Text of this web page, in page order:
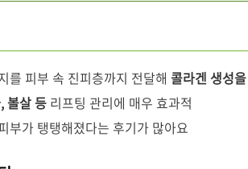
를 피부 속 진피층까지 전달해 콜라겐 생성
볼살 등 리프팅 관리에 매우 효과적
부가 탱탱해졌다는 후기가 많아요